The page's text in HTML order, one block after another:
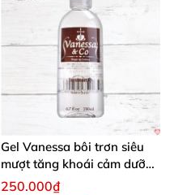
Gel Vanessa bôi trơn siêu
mượt tăng khoái cảm dưỡng
ẩm 200ml
250.000₫